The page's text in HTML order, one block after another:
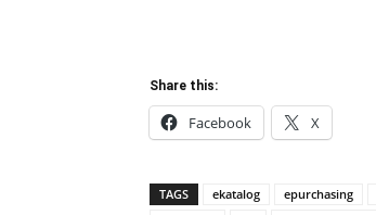
Share this:
Facebook X
TAGS ekatalog epurchasing